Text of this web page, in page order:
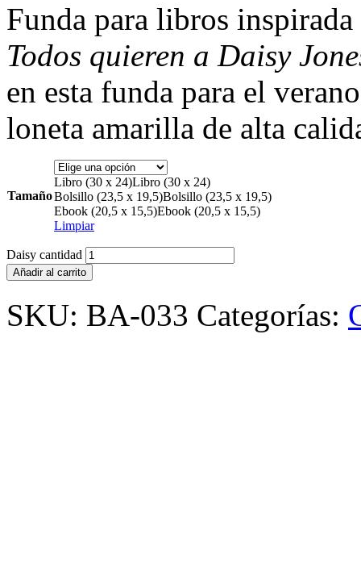
Funda para libros
Todos quieren a Daisy
en esta funda para el
loneta amarilla de alta
Tamaño
Libro (30 x 24)Libro (30 x 24)
Bolsillo (23,5 x 19,5)Bolsillo (23,5 x 19,5)
Ebook (20,5 x 15,5)Ebook (20,5 x 15,5)
Limpiar
Daisy cantidad
Añadir al carrito
SKU: BA-033 Categorías: